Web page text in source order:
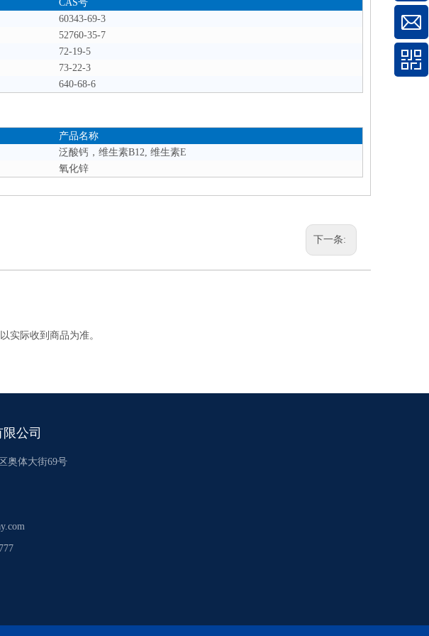
CAS号
60343-69-3
52760-35-7
72-19-5
73-22-3
640-68-6
产品名称
泛酸钙，维生素B12, 维生素E
氧化锌
下一条:
实际收到商品为准。
公司
奥体大街69号